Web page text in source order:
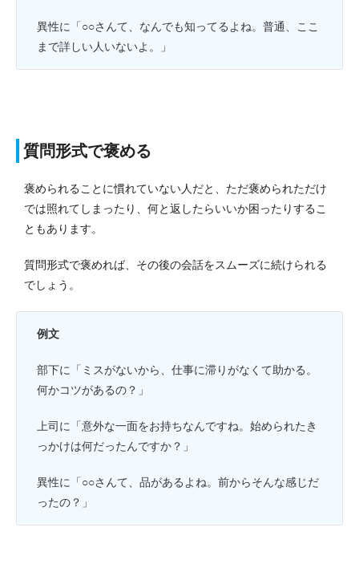
異性に「○○さんて、なんでも知ってるよね。普通、ここ
まで詳しい人いないよ。」
質問形式で褒める
褒められることに慣れていない人だと、ただ褒められただけ
では照れてしまったり、何と返したらいいか困ったりするこ
ともあります。
質問形式で褒めれば、その後の会話をスムーズに続けられる
でしょう。
例文
部下に「ミスがないから、仕事に滞りがなくて助かる。
何かコツがあるの？」
上司に「意外な一面をお持ちなんですね。始められたき
っかけは何だったんですか？」
異性に「○○さんて、品があるよね。前からそんな感じだ
ったの？」